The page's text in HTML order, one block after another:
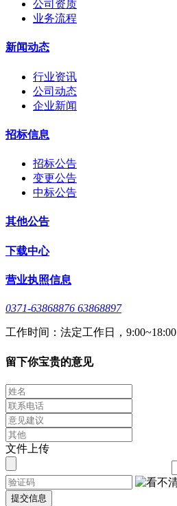
公司资质
业务流程
新闻动态
行业资讯
公司动态
企业新闻
招标信息
招标公告
变更公告
中标公告
其他公告
下载中心
营业执照信息
0371-63868876 63868897
工作时间：法定工作日，9:00~18:00
留下你宝贵的意见
文件上传
提交信息